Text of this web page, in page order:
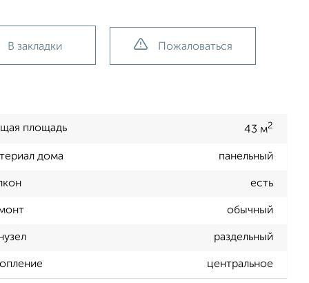
В закладки Пожаловаться
площадь 43 м2
дома панельный
есть
обычный
раздельный
центральное